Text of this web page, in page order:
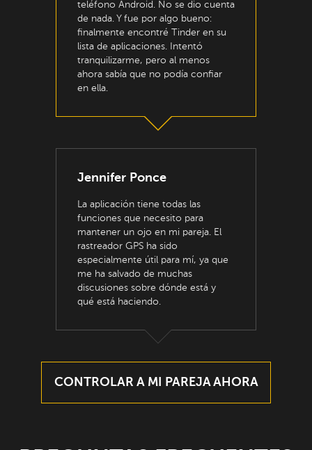
teléfono Android. No se dio cuenta
de nada. Y fue por algo bueno:
finalmente encontré Tinder en su
lista de aplicaciones. Intentó
tranquilizarme, pero al menos
ahora sabía que no podía confiar
en ella.
Jennifer Ponce
La aplicación tiene todas las
funciones que necesito para
mantener un ojo en mi pareja. El
rastreador GPS ha sido
especialmente útil para mí, ya que
me ha salvado de muchas
discusiones sobre dónde está y
qué está haciendo.
CONTROLAR A MI PAREJA AHORA